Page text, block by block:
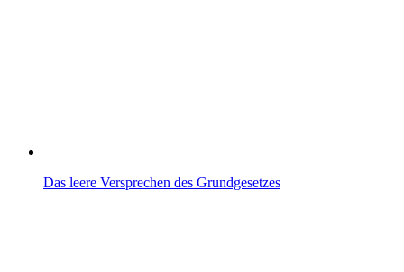
Das leere Versprechen des Grundgesetzes